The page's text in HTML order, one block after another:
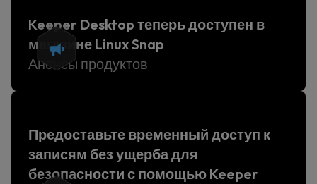
Keeper Desktop теперь доступен в
магазине Linux Snap
Анонсы продуктов
Предоставьте временный доступ к
записям без ущерба для
безопасности с помощью Keeper